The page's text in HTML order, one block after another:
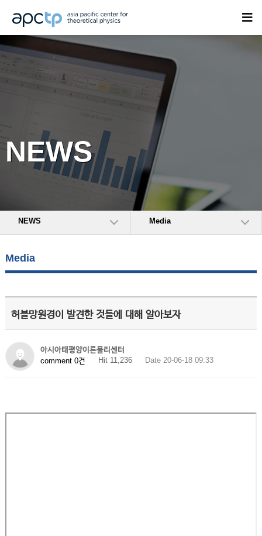
NEWS
NEWS Media
Media
허블망원경이 발견한 것들에 대해 알아보자
아시아태평양이론물리센터
comment 0건
Hit 11,236 Date 20-06-18 09:33